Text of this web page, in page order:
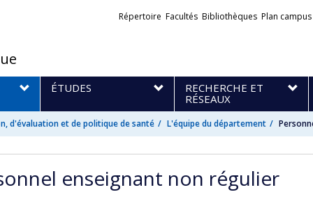
Liens
Répertoire Facultés Bibliothèques Plan campus
ÉTUDES
RECHERCHE ET
RÉSEAUX
d'évaluation et de politique de santé L'équipe du département
enseignant non régulier